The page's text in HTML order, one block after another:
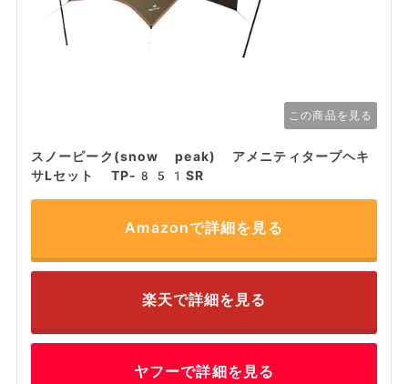
この商品を見る
スノーピーク(snow peak) アメニティタープヘキ
サLセット TP-851SR
Amazonで詳細を見る
楽天で詳細を見る
ヤフーで詳細を見る